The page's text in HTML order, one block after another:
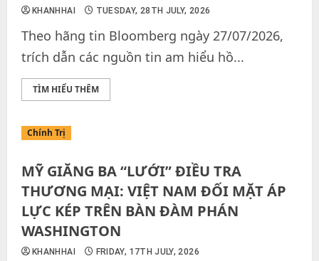
KHANHHAI TUESDAY, 28TH JULY, 2026
Theo hãng tin Bloomberg ngày 27/07/2026,
trích dẫn các nguồn tin am hiểu hồ...
TÌM HIỂU THÊM
Chính Trị
MỸ GIĂNG BA “LƯỚI” ĐIỀU TRA
THƯƠNG MẠI: VIỆT NAM ĐỐI MẶT ÁP
LỰC KÉP TRÊN BÀN ĐÀM PHÁN
WASHINGTON
KHANHHAI FRIDAY, 17TH JULY, 2026